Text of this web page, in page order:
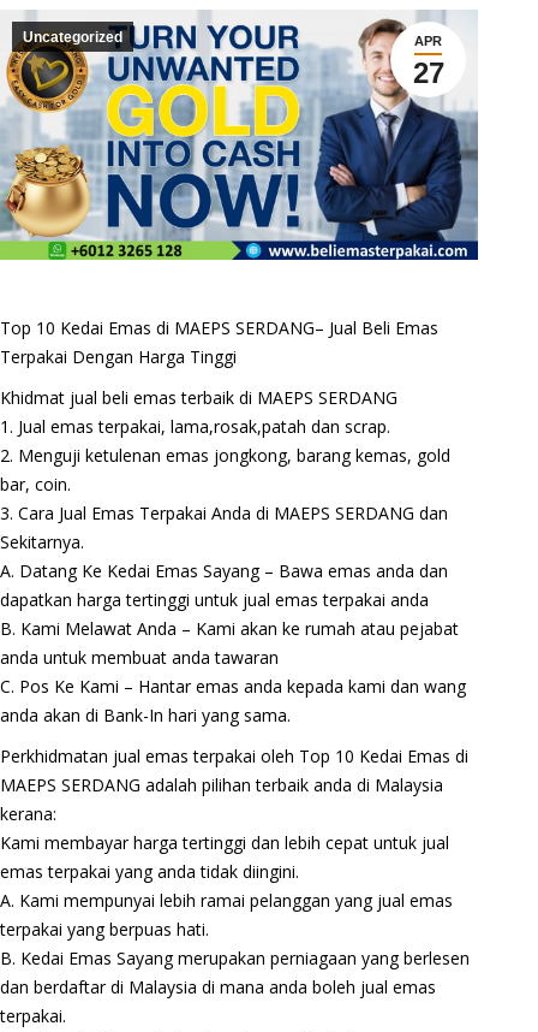
APR
27
Uncategorized
Top 10 Kedai Emas di MAEPS SERDANG– Jual Beli Emas
Terpakai Dengan Harga Tinggi
Khidmat jual beli emas terbaik di MAEPS SERDANG
1. Jual emas terpakai, lama,rosak,patah dan scrap.
2. Menguji ketulenan emas jongkong, barang kemas, gold
bar, coin.
3. Cara Jual Emas Terpakai Anda di MAEPS SERDANG dan
Sekitarnya.
A. Datang Ke Kedai Emas Sayang – Bawa emas anda dan
dapatkan harga tertinggi untuk jual emas terpakai anda
B. Kami Melawat Anda – Kami akan ke rumah atau pejabat
anda untuk membuat anda tawaran
C. Pos Ke Kami – Hantar emas anda kepada kami dan wang
anda akan di Bank-In hari yang sama.
Perkhidmatan jual emas terpakai oleh Top 10 Kedai Emas di
MAEPS SERDANG adalah pilihan terbaik anda di Malaysia
kerana:
Kami membayar harga tertinggi dan lebih cepat untuk jual
emas terpakai yang anda tidak diingini.
A. Kami mempunyai lebih ramai pelanggan yang jual emas
terpakai yang berpuas hati.
B. Kedai Emas Sayang merupakan perniagaan yang berlesen
dan berdaftar di Malaysia di mana anda boleh jual emas
terpakai.